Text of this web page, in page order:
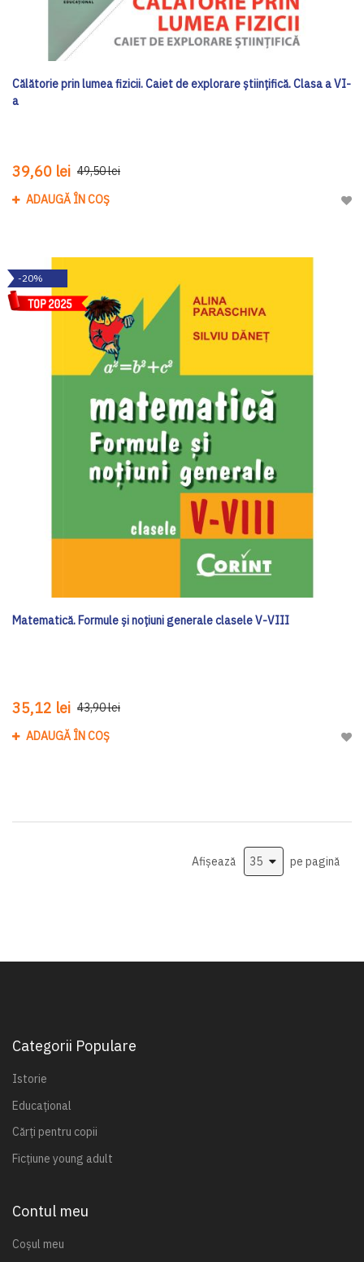
Călătorie prin lumea fizicii. Caiet de explorare științifică. Clasa a VI-
a
39,60 lei 49,50 lei
ADAUGĂ ÎN COȘ
-20%
Matematică. Formule și noțiuni generale clasele V-VIII
35,12 lei 43,90 lei
ADAUGĂ ÎN COȘ
Afișează pe pagină
Categorii Populare
Istorie
Educațional
Cărți pentru copii
Ficțiune young adult
Contul meu
Coșul meu